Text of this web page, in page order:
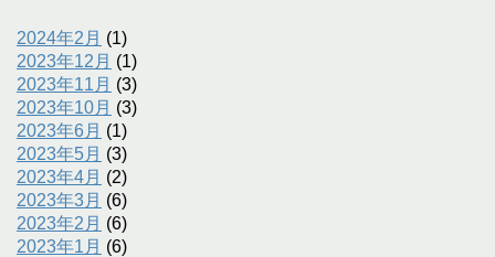
2024年2月 (1)
2023年12月 (1)
2023年11月 (3)
2023年10月 (3)
2023年6月 (1)
2023年5月 (3)
2023年4月 (2)
2023年3月 (6)
2023年2月 (6)
2023年1月 (6)